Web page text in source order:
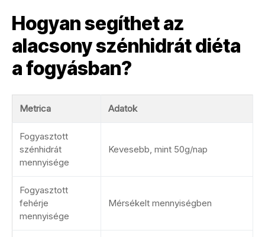
Hogyan segíthet az
alacsony szénhidrát diéta
a fogyásban?
Metrica Adatok
Fogyasztott
szénhidrát
mennyisége
Kevesebb, mint 50g/nap
Fogyasztott
fehérje
mennyisége
Mérsékelt mennyiségben